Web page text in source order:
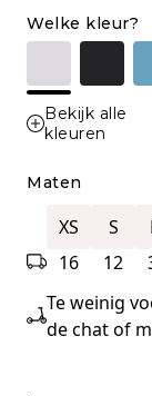
Welke kleur?
Bekijk alle
kleuren
Maten
XS
16
S
12
Te weinig
de chat of